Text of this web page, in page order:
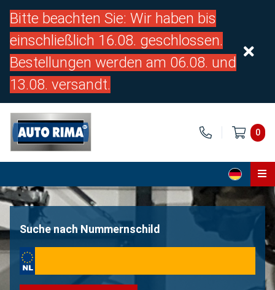
Bitte beachten Sie: Wir haben bis
einschließlich 16.08. geschlossen.
Bestellungen werden am 06.08. und
13.08. versandt.
0
Home
Über uns
Suche nach Nummernschild